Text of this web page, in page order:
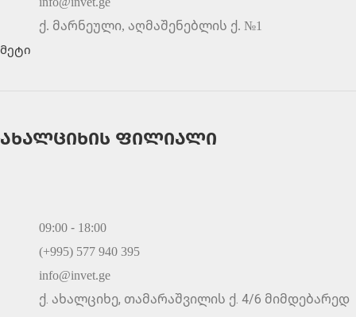
ქ. მარნეული, აღმაშენებლის ქ. №1
მეტი
ახალციხის ფილიალი
09:00 - 18:00
(+995) 577 940 395
info@invet.ge
ქ. ახალციხე, თამარაშვილის ქ. 4/6 მიმდებარედ